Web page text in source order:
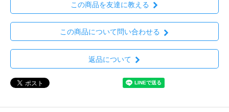
この商品を友達に教える
この商品について問い合わせる
返品について